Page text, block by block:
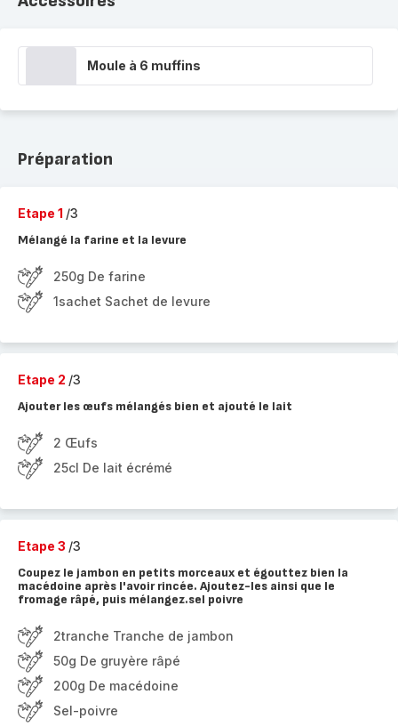
Moule à 6 muffins
Préparation
Etape 1 /3
Mélangé la farine et la levure
250g De farine
1sachet Sachet de levure
Etape 2 /3
Ajouter les œufs mélangés bien et ajouté le lait
2 Œufs
25cl De lait écrémé
Etape 3 /3
Coupez le jambon en petits morceaux et égouttez bien la
macédoine après l'avoir rincée. Ajoutez-les ainsi que le
fromage râpé, puis mélangez.sel poivre
2tranche Tranche de jambon
50g De gruyère râpé
200g De macédoine
Sel-poivre